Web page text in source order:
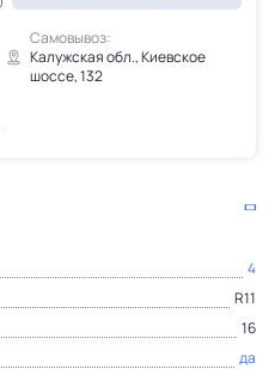
Самовывоз:
Калужская обл., Киевское
шоссе, 132
4
R11
16
да